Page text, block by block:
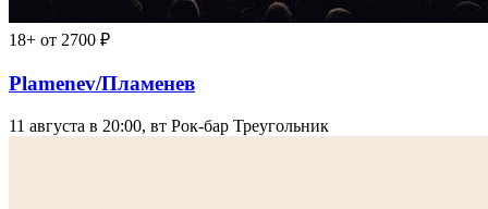
18+ от 2700 ₽
Plamenev/Пламенев
11 августа в 20:00, вт Рок-бар Треугольник